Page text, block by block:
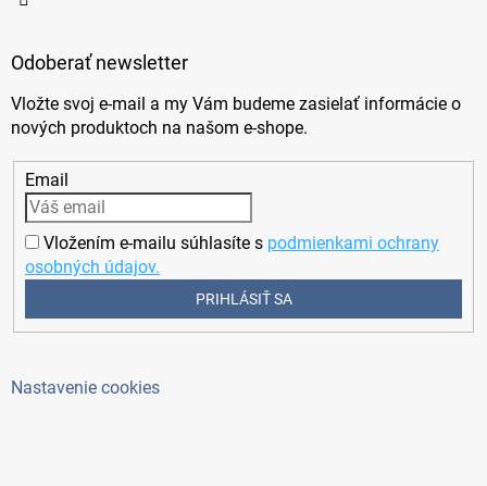
Odoberať newsletter
Vložte svoj e-mail a my Vám budeme zasielať informácie o
nových produktoch na našom e-shope.
Email
Vložením e-mailu súhlasíte s podmienkami ochrany
osobných údajov.
PRIHLÁSIŤ SA
Nastavenie cookies